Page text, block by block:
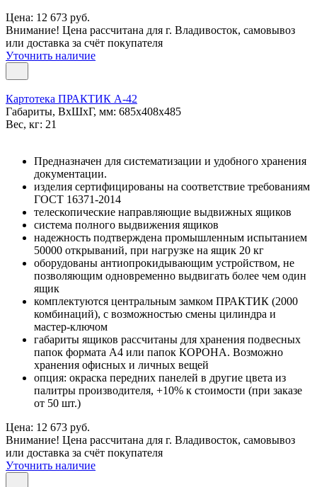
Цена: 12 673 руб.
Внимание! Цена рассчитана для г. Владивосток, самовывоз
или доставка за счёт покупателя
Уточнить наличие
Картотека ПРАКТИК А-42
Габариты, ВxШxГ, мм: 685x408x485
Вес, кг: 21
Предназначен для систематизации и удобного хранения
документации.
изделия сертифицированы на соответствие требованиям
ГОСТ 16371-2014
телескопические направляющие выдвижных ящиков
система полного выдвижения ящиков
надежность подтверждена промышленным испытанием
50000 открываний, при нагрузке на ящик 20 кг
оборудованы антиопрокидывающим устройством, не
позволяющим одновременно выдвигать более чем один
ящик
комплектуются центральным замком ПРАКТИК (2000
комбинаций), с возможностью смены цилиндра и
мастер-ключом
габариты ящиков рассчитаны для хранения подвесных
папок формата А4 или папок КОРОНА. Возможно
хранения офисных и личных вещей
опция: окраска передних панелей в другие цвета из
палитры производителя, +10% к стоимости (при заказе
от 50 шт.)
Цена: 12 673 руб.
Внимание! Цена рассчитана для г. Владивосток, самовывоз
или доставка за счёт покупателя
Уточнить наличие